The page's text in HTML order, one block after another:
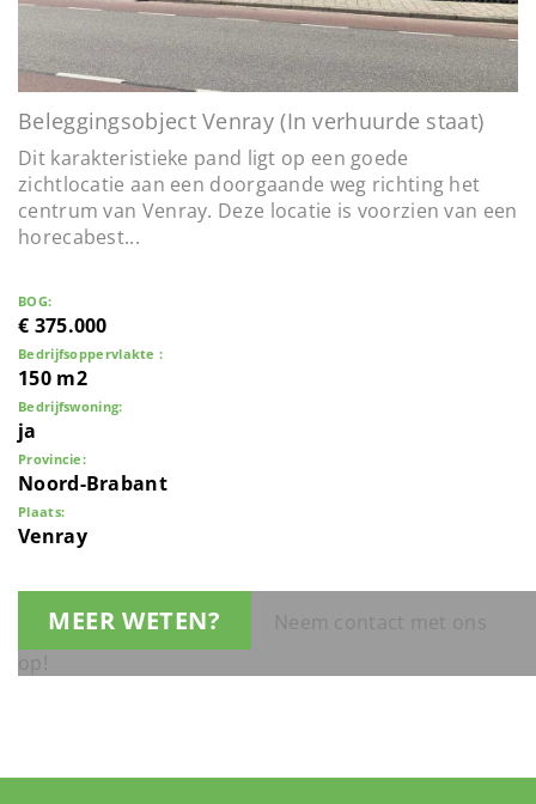
t
o
Beleggingsobject Venray (In verhuurde staat)
Dit karakteristieke pand ligt op een goede
zichtlocatie aan een doorgaande weg richting het
centrum van Venray. Deze locatie is voorzien van een
horecabest...
BOG:
€ 375.000
Bedrijfsoppervlakte :
150 m2
Bedrijfswoning:
ja
Provincie:
Noord-Brabant
Plaats:
Venray
MEER WETEN?
Neem contact met ons
op!